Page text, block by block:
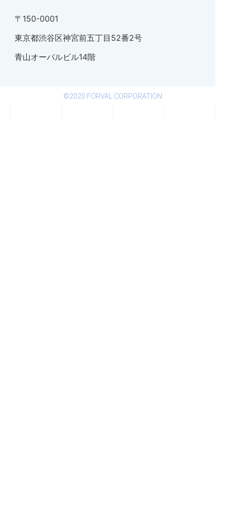
〒150-0001
東京都渋谷区神宮前五丁目52番2号
青山オーバルビル14階
©2020 FORVAL CORPORATION